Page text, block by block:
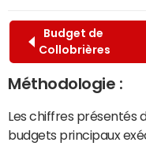
Budget de
Collobrières
Méthodologie :
Les chiffres présentés
budgets principaux